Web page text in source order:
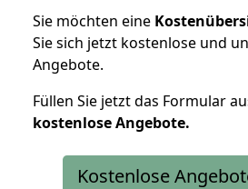
Sie möchten eine
Sie sich jetzt kostenlose und
Angebote.
Füllen Sie jetzt das Formular
kostenloseAngebote.
Kostenlose